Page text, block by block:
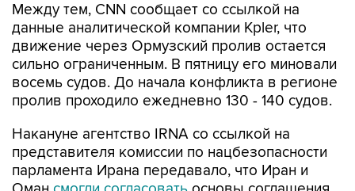
Между тем, CNN сообщает со ссылкой на
данные аналитической компании Kpler, что
движение через Ормузский пролив остается
сильно ограниченным. В пятницу его миновали
восемь судов. До начала конфликта в регионе
пролив проходило ежедневно 130 - 140 судов.
Накануне агентство IRNA со ссылкой на
представителя комиссии по нацбезопасности
парламента Ирана передавало, что Иран и